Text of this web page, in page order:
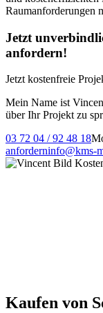
Raumanforderungen
Jetzt
anfordern!
Jetzt kostenfreie
Mein Name ist
über Ihr Projekt zu
03 72 04 / 92 48 18
anforderninfo@kms-
Kaufen von